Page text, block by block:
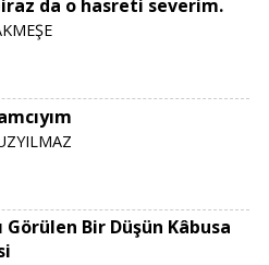
da o hasreti severim.
Görülen Bir Düşün Kâbusa